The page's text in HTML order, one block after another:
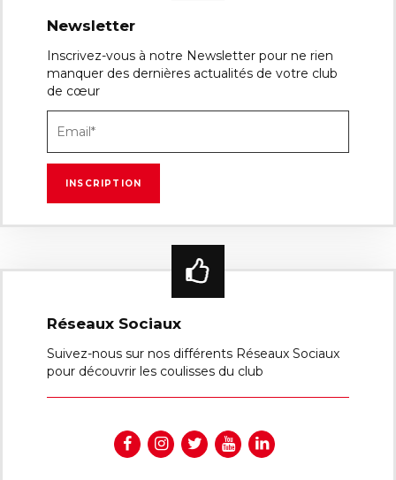
Newsletter
Inscrivez-vous à notre Newsletter pour ne rien
manquer des dernières actualités de votre club
de cœur
Réseaux Sociaux
Suivez-nous sur nos différents Réseaux Sociaux
pour découvrir les coulisses du club